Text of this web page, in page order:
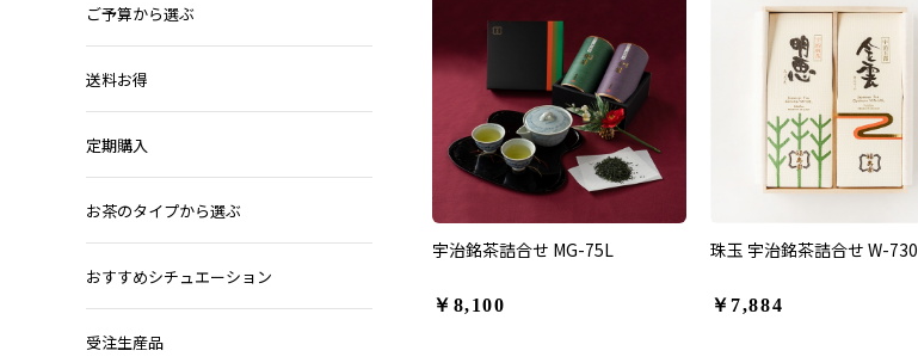
ご予算から選ぶ
送料お得
定期購入
お茶のタイプから選ぶ
おすすめシチュエーション
受注生産品
宇治銘茶詰合せ MG-75L
￥8,100
珠玉 宇治銘茶詰合せ W-730
￥7,884